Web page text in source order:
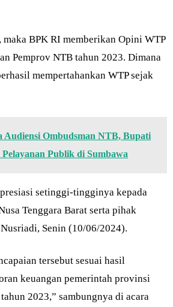
BPK RI memberikan Opini WTP
Pemprov NTB tahun 2023. Dimana
mempertahankan WTP sejak
Audiensi Ombudsman NTB, Bupati
Publik di Sumbawa
setinggi-tingginya kepada
Tenggara Barat serta pihak
Senin (10/06/2024).
tersebut sesuai hasil
keuangan pemerintah provinsi
2023,” sambungnya di acara